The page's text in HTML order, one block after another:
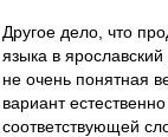
Другое дело, что
языка в
не очень понятная
вариант
соответствующей